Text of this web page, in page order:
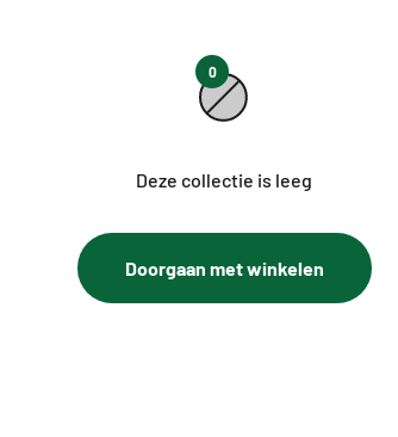
0
Deze collectie is leeg
Doorgaan met winkelen